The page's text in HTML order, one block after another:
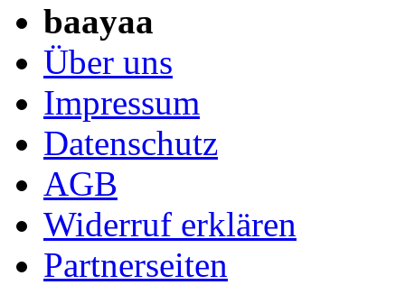
baayaa
Über uns
Impressum
Datenschutz
AGB
Widerruf erklären
Partnerseiten